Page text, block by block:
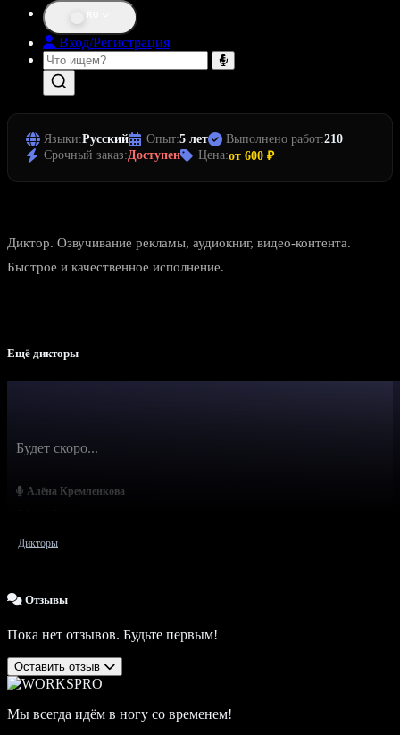
Вход/Регистрация
Языки:Русский Опыт:5 лет Выполнено работ:210
Срочный заказ:Доступен Цена:от 600 ₽
Диктор. Озвучивание рекламы, аудиокниг, видео-контента.
Быстрое и качественное исполнение.
Ещё дикторы
Алёна Кремленкова
Будет скоро...
Дикторы
Отзывы
Пока нет отзывов. Будьте первым!
Оставить отзыв
Мы всегда идём в ногу со временем!